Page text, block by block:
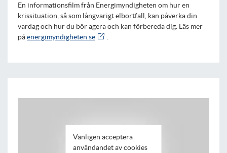
En informationsfilm från Energimyndigheten om hur en
krissituation, så som långvarigt elbortfall, kan påverka din
vardag och hur du bör agera och kan förbereda dig. Läs mer
påenergimyndigheten.se
Vänligen acceptera
användandet av cookies